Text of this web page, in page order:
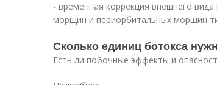
- временная коррекция внешнего
морщин и периорбитальных морщин
Сколько единиц ботокса
Есть ли побочные эффекты и